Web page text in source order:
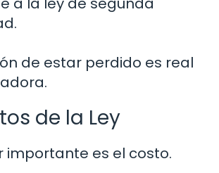
de estar perdido es real
de la Ley
importante es el costo.